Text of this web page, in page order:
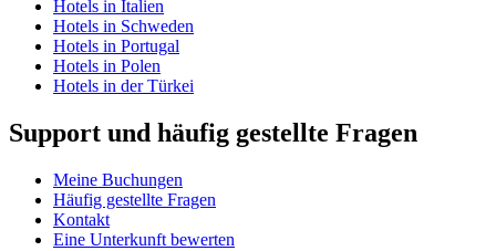
Hotels in Italien
Hotels in Schweden
Hotels in Portugal
Hotels in Polen
Hotels in der Türkei
Support und häufig gestellte Fragen
Meine Buchungen
Häufig gestellte Fragen
Kontakt
Eine Unterkunft bewerten